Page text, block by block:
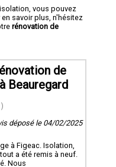
vous pouvez
savoir plus, n'hésitez
rénovation de
de
Beauregard
déposé le 04/02/2025
à Figeac. Isolation,
a été remis à neuf.
Nous